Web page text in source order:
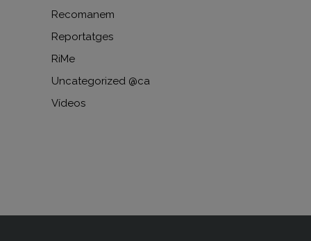
Recomanem
Reportatges
RiMe
Uncategorized @ca
Vídeos